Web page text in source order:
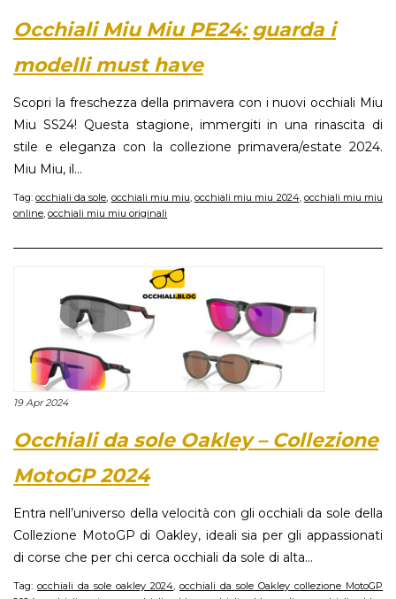
Occhiali Miu Miu PE24: guarda i
modelli must have
Scopri la freschezza della primavera con i nuovi occhiali Miu
Miu SS24! Questa stagione, immergiti in una rinascita di
stile e eleganza con la collezione primavera/estate 2024.
Miu Miu, il...
Tag:occhiali da sole, occhiali miu miu,occhiali miu miu 2024, occhiali miu miu
online, occhiali miu miu originali
19 Apr 2024
Occhiali da sole Oakley – Collezione
MotoGP 2024
Entra nell’universo della velocità con gli occhiali da sole della
Collezione MotoGP di Oakley, ideali sia per gli appassionati
di corse che per chi cerca occhiali da sole di alta...
Tag: occhiali da sole oakley 2024, occhiali da sole Oakley collezione MotoGP